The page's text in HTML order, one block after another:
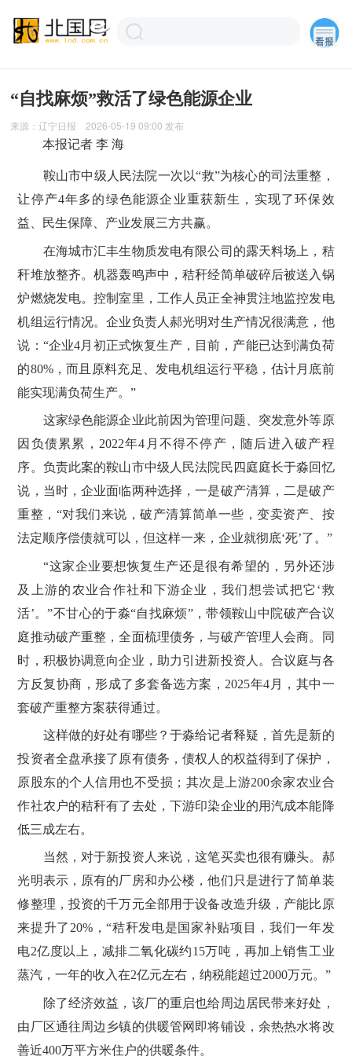
“自找麻烦”救活了绿色能源企业
来源：辽宁日报 2026-05-19 09:00 发布
本报记者 李 海
鞍山市中级人民法院一次以“救”为核心的司法重整，
让停产4年多的绿色能源企业重获新生，实现了环保效
益、民生保障、产业发展三方共赢。
在海城市汇丰生物质发电有限公司的露天料场上，秸
秆堆放整齐。机器轰鸣声中，秸秆经简单破碎后被送入锅
炉燃烧发电。控制室里，工作人员正全神贯注地监控发电
机组运行情况。企业负责人郝光明对生产情况很满意，他
说：“企业4月初正式恢复生产，目前，产能已达到满负荷
的80%，而且原料充足、发电机组运行平稳，估计月底前
能实现满负荷生产。”
这家绿色能源企业此前因为管理问题、突发意外等原
因负债累累，2022年4月不得不停产，随后进入破产程
序。负责此案的鞍山市中级人民法院民四庭庭长于淼回忆
说，当时，企业面临两种选择，一是破产清算，二是破产
重整，“对我们来说，破产清算简单一些，变卖资产、按
法定顺序偿债就可以，但这样一来，企业就彻底‘死’了。”
“这家企业要想恢复生产还是很有希望的，另外还涉
及上游的农业合作社和下游企业，我们想尝试把它‘救
活’。”不甘心的于淼“自找麻烦”，带领鞍山中院破产合议
庭推动破产重整，全面梳理债务，与破产管理人会商。同
时，积极协调意向企业，助力引进新投资人。合议庭与各
方反复协商，形成了多套备选方案，2025年4月，其中一
套破产重整方案获得通过。
这样做的好处有哪些？于淼给记者释疑，首先是新的
投资者全盘承接了原有债务，债权人的权益得到了保护，
原股东的个人信用也不受损；其次是上游200余家农业合
作社农户的秸秆有了去处，下游印染企业的用汽成本能降
低三成左右。
当然，对于新投资人来说，这笔买卖也很有赚头。郝
光明表示，原有的厂房和办公楼，他们只是进行了简单装
修整理，投资的千万元全部用于设备改造升级，产能比原
来提升了20%，“秸秆发电是国家补贴项目，我们一年发
电2亿度以上，减排二氧化碳约15万吨，再加上销售工业
蒸汽，一年的收入在2亿元左右，纳税能超过2000万元。”
除了经济效益，该厂的重启也给周边居民带来好处，
由厂区通往周边乡镇的供暖管网即将铺设，余热热水将改
善近400万平方米住户的供暖条件。